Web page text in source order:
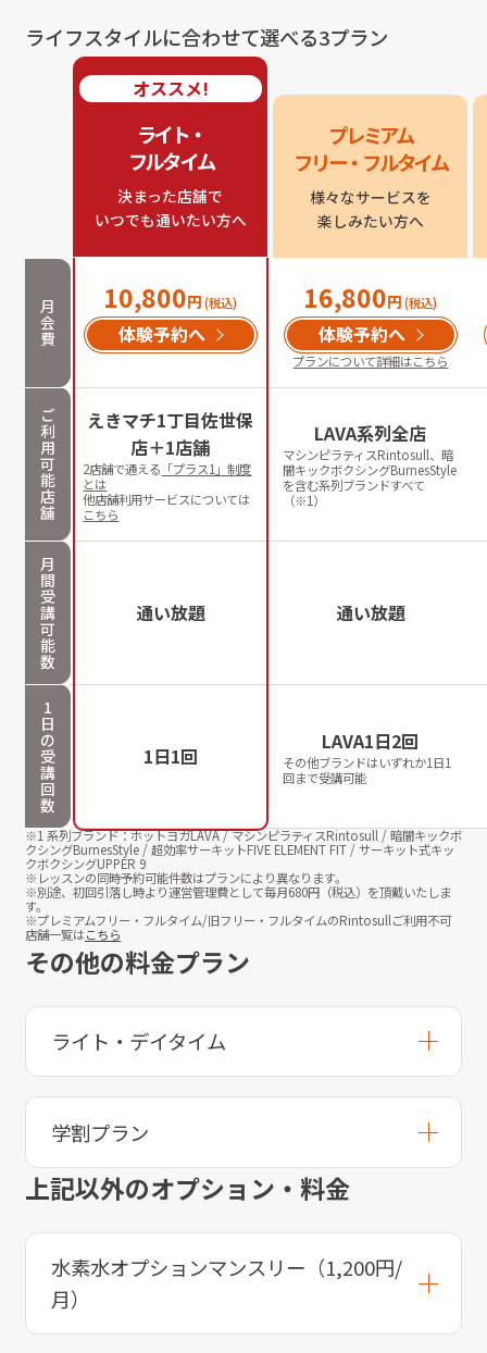
ライフスタイルに合わせて選べる3プラン
オススメ!
ライト・
フルタイム
決まった店舗で
いつでも通いたい方へ
プレミアム
フリー・フルタイム
様々なサービスを
楽しみたい方へ
月
会
費
10,800円 (税込)
体験予約へ
16,800円 (税込)
体験予約へ
プランについて詳細はこちら
ご
利
用
可
能
店
舗
えきマチ1丁目佐世保
店＋1店舗
2店舗で通える 「プラス1」制度
とは
他店舗利用サービスについては
こちら
LAVA系列全店
マシンピラティスRintosull、暗
闇キックボクシングBurnesStyle
を含む系列ブランドすべて
（※1）
月
間
受
講
可
能
数
通い放題 通い放題
1
日
の
受
講
回
数
1日1回
LAVA1日2回
その他ブランドはいずれか1日1
回まで受講可能
※1 系列ブランド：ホットヨガLAVA / マシンピラティスRintosull / 暗闇キックボ
クシングBurnesStyle / 超効率サーキットFIVE ELEMENT FIT / サーキット式キッ
クボクシングUPPER 9
※レッスンの同時予約可能件数はプランにより異なります。
※別途、初回引落し時より運営管理費として毎月680円（税込）を頂戴いたしま
す。
※プレミアムフリー・フルタイム/旧フリー・フルタイムのRintosullご利用不可
店舗一覧はこちら
その他の料金プラン
ライト・デイタイム
学割プラン
上記以外のオプション・料金
水素水オプションマンスリー（1,200円/
月）